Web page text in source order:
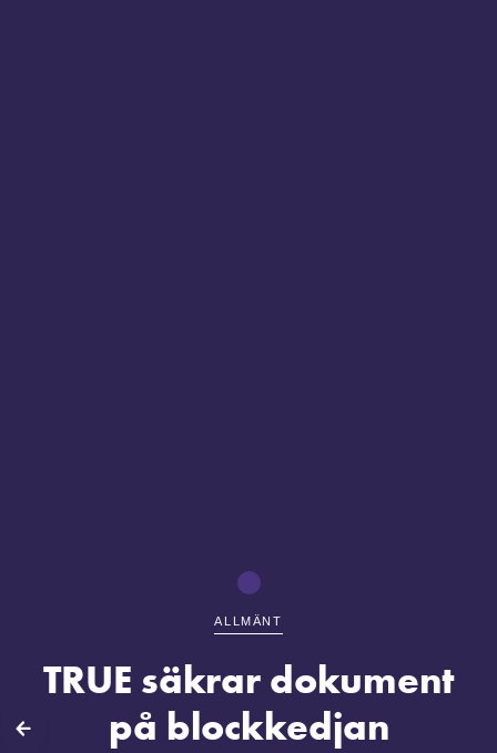
ALLMÄNT
TRUE säkrar dokument
på blockkedjan